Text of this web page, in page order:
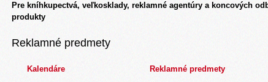
Pre kníhkupectvá, veľkosklady, reklamné agentúry a koncových
produkty
Reklamné predmety
Kalendáre Reklamné predmety